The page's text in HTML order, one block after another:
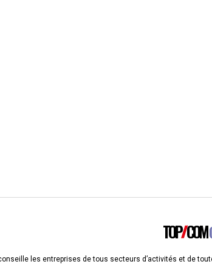
TOP COM
les entreprises de tous secteurs d’activités et de